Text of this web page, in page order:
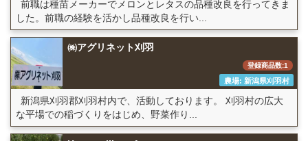
前職は種苗メーカーでメロンとレタスの品種改良を行ってきま
した。前職の経験を活かし品種改良を行い...
㈱アグリネット刈羽
登録商品数:1
農場: 新潟県刈羽村
新潟県刈羽郡刈羽村内で、活動しております。 刈羽村の広大
な平場での稲づくりをはじめ、野菜作り...